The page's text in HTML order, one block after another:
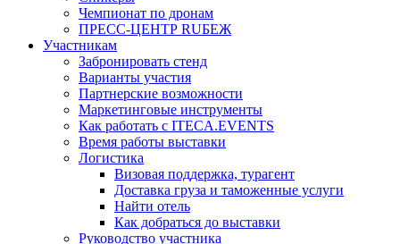
Чемпионат по дронам
ПРЕСС-ЦЕНТР RUБЕЖ
Участникам
Забронировать стенд
Варианты участия
Партнерские возможности
Маркетинговые инструменты
Как работать с ITECA.EVENTS
Время работы выставки
Логистика
Визовая поддержка, турагент
Доставка груза и таможенные услуги
Найти отель
Как добраться до выставки
Руководство участника